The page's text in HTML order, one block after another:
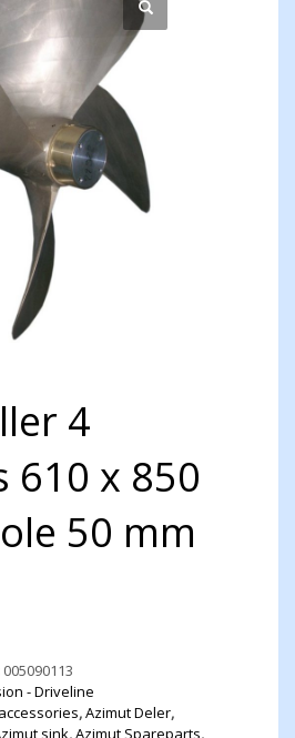
4
610 x 850
50 mm
005090113
- Driveline
,Azimut Deler,
sink,Azimut Spareparts,